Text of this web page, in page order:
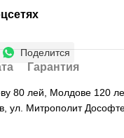
Поделится
Гарантия
80 лей, Молдове 120
ул. Митрополит